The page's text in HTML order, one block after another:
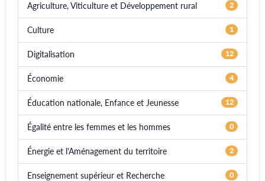
Agriculture, Viticulture et Développement rural 2
Culture 1
Digitalisation 12
Économie 4
Éducation nationale, Enfance et Jeunesse 12
Égalité entre les femmes et les hommes 0
Énergie et l'Aménagement du territoire 2
Enseignement supérieur et Recherche 0